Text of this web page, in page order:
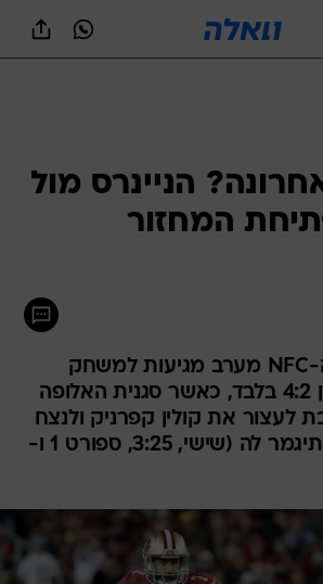
הניינרס מול
המחזור
במפרץ עם מאזן 4:2 בלבד, כאשר סגנית האלופה
לעצור את קולין קפרניק ולנצח
כדי שהעונה לא תיגמר לה (שישי, 3:25, ספורט 1 ו-